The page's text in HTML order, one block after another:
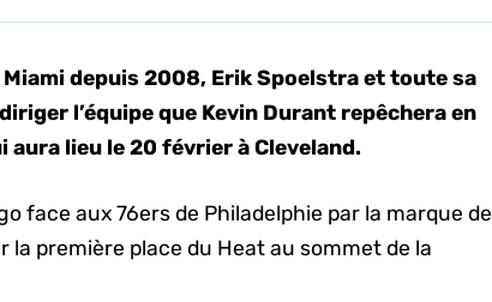
depuis 2008, Erik Spoelstra et toute sa
l’équipe que Kevin Durant repêchera en
aura lieu le 20 février à Cleveland.
face aux 76ers de Philadelphie par la marque de
la première place du Heat au sommet de la